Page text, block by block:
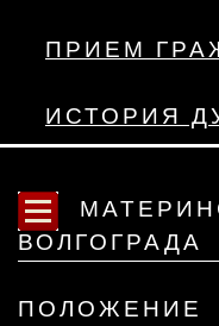
ПРИЕМ
ИСТОРИЯ
ВОЛГОГРАДА
ПОЛОЖЕНИЕ